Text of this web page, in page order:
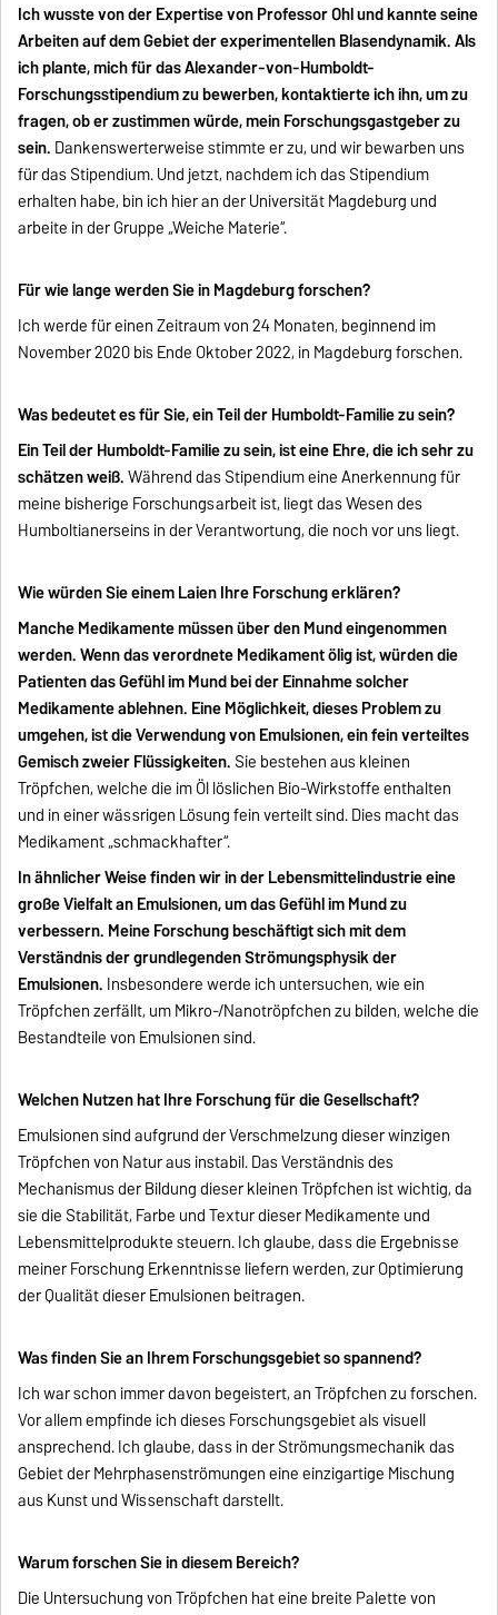
Ich wusste von der Expertise von Professor Ohl und kannte seine
Arbeiten auf dem Gebiet der experimentellen Blasendynamik. Als
ich plante, mich für das Alexander-von-Humboldt-
Forschungsstipendium zu bewerben, kontaktierte ich ihn, um zu
fragen, ob er zustimmen würde, mein Forschungsgastgeber zu
sein. Dankenswerterweise stimmte er zu, und wir bewarben uns
für das Stipendium. Und jetzt, nachdem ich das Stipendium
erhalten habe, bin ich hier an der Universität Magdeburg und
arbeite in der Gruppe „Weiche Materie“.
Für wie lange werden Sie in Magdeburg forschen?
Ich werde für einen Zeitraum von 24 Monaten, beginnend im
November 2020 bis Ende Oktober 2022, in Magdeburg forschen.
Was bedeutet es für Sie, ein Teil der Humboldt-Familie zu sein?
Ein Teil der Humboldt-Familie zu sein, ist eine Ehre, die ich sehr zu
schätzen weiß.Während das Stipendium eine Anerkennung für
meine bisherige Forschungsarbeit ist, liegt das Wesen des
Humboltianerseins in der Verantwortung, die noch vor uns liegt.
Wie würden Sie einem Laien Ihre Forschung erklären?
Manche Medikamente müssen über den Mund eingenommen
werden. Wenn das verordnete Medikament ölig ist, würden die
Patienten das Gefühl im Mund bei der Einnahme solcher
Medikamente ablehnen. Eine Möglichkeit, dieses Problem zu
umgehen, ist die Verwendung von Emulsionen, ein fein verteiltes
Gemisch zweier Flüssigkeiten. Sie bestehen aus kleinen
Tröpfchen, welche die im Öl löslichen Bio-Wirkstoffe enthalten
und in einer wässrigen Lösung fein verteilt sind. Dies macht das
Medikament „schmackhafter“.
In ähnlicher Weise finden wir in der Lebensmittelindustrie eine
große Vielfalt an Emulsionen, um das Gefühl im Mund zu
verbessern. Meine Forschung beschäftigt sich mit dem
Verständnis der grundlegenden Strömungsphysik der
Emulsionen. Insbesondere werde ich untersuchen, wie ein
Tröpfchen zerfällt, um Mikro-/Nanotröpfchen zu bilden, welche die
Bestandteile von Emulsionen sind.
Welchen Nutzen hat Ihre Forschung für die Gesellschaft?
Emulsionen sind aufgrund der Verschmelzung dieser winzigen
Tröpfchen von Natur aus instabil. Das Verständnis des
Mechanismus der Bildung dieser kleinen Tröpfchen ist wichtig, da
sie die Stabilität, Farbe und Textur dieser Medikamente und
Lebensmittelprodukte steuern. Ich glaube, dass die Ergebnisse
meiner Forschung Erkenntnisse liefern werden, zur Optimierung
der Qualität dieser Emulsionen beitragen.
Was finden Sie an Ihrem Forschungsgebiet so spannend?
Ich war schon immer davon begeistert, an Tröpfchen zu forschen.
Vor allem empfinde ich dieses Forschungsgebiet als visuell
ansprechend. Ich glaube, dass in der Strömungsmechanik das
Gebiet der Mehrphasenströmungen eine einzigartige Mischung
aus Kunst und Wissenschaft darstellt.
Warum forschen Sie in diesem Bereich?
Die Untersuchung von Tröpfchen hat eine breite Palette von